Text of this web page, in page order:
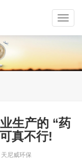
生产的 “药
真不行!
尼威环保